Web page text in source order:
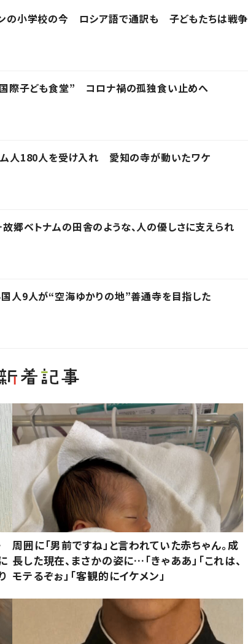
の小学校の今 ロシア語で通訳も 子どもたちは戦争
際子ども食堂” コロナ禍の孤独食い止めへ
人180人を受け入れ 愛知の寺が動いたワケ
郷ベトナムの田舎のような、人の優しさに支えられ
人9人が“空海ゆかりの地”善通寺を目指した
周囲に「男前ですね」と言われていた赤ちゃん。成
長した現在、まさかの姿に…「きゃああ」「これは、
モテるぞぉ」「客観的にイケメン」